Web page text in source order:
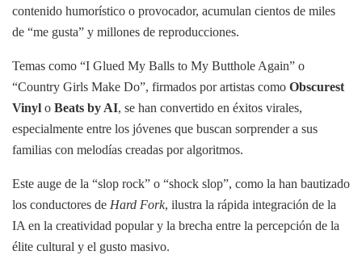
contenido humorístico o provocador, acumulan cientos de miles
de “me gusta” y millones de reproducciones.
Temas como “I Glued My Balls to My Butthole Again” o
“Country Girls Make Do”, firmados por artistas como Obscurest
Vinyl o Beats by AI, se han convertido en éxitos virales,
especialmente entre los jóvenes que buscan sorprender a sus
familias con melodías creadas por algoritmos.
Este auge de la “slop rock” o “shock slop”, como la han bautizado
los conductores de Hard Fork, ilustra la rápida integración de la
IA en la creatividad popular y la brecha entre la percepción de la
élite cultural y el gusto masivo.